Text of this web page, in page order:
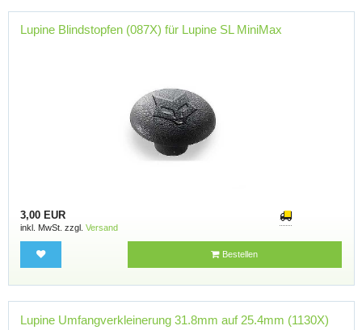
Lupine Blindstopfen (087X) für Lupine SL MiniMax
3,00 EUR
inkl. MwSt. zzgl. Versand
Bestellen
Lupine Umfangverkleinerung 31.8mm auf 25.4mm (1130X)